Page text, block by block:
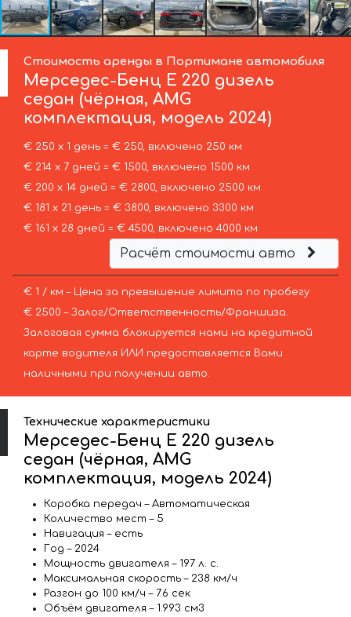
Стоимость аренды в Портимане автомобиля
Мерседес-Бенц E 220 дизель
седан (чёрная, AMG
комплектация, модель 2024)
€ 250 х 1 день = € 250, включено 250 км
€ 214 х 7 дней = € 1500, включено 1500 км
€ 200 х 14 дней = € 2800, включено 2500 км
€ 181 х 21 день = € 3800, включено 3300 км
€ 161 х 28 дней = € 4500, включено 4000 км
Расчёт стоимости авто
€ 1 / км – Цена за превышение лимита по пробегу
€ 2500 – Залог/Ответственность/Франшиза.
Залоговая сумма блокируется нами на кредитной
карте водителя ИЛИ предоставляется Вами
наличными при получении авто.
Технические характеристики
Мерседес-Бенц E 220 дизель
седан (чёрная, AMG
комплектация, модель 2024)
Коробка передач – Автоматическая
Количество мест – 5
Навигация – есть
Год – 2024
Мощность двигателя – 197 л. с.
Максимальная скорость – 238 км/ч
Разгон до 100 км/ч – 7.6 сек
Объём двигателя – 1.993 см3